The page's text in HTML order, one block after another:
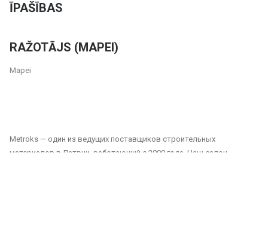
RAŽOTĀJS (MAPEI)
Mapei
ĪPAŠĪBAS
Metroks — один из ведущих поставщиков строительных
материалов в Латвии, работающий с 2000 года. Наш салон